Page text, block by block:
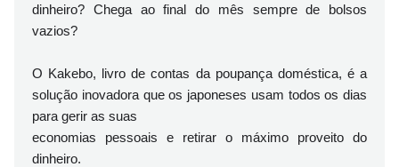
dinheiro? Chega ao final do mês sempre de bolsos
vazios?
O Kakebo, livro de contas da poupança doméstica, é a
solução inovadora que os japoneses usam todos os dias
para gerir as suas
economias pessoais e retirar o máximo proveito do
dinheiro.